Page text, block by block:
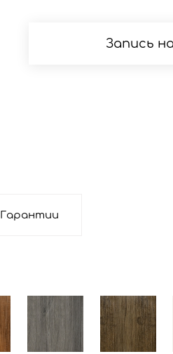
Запись
Гарантии